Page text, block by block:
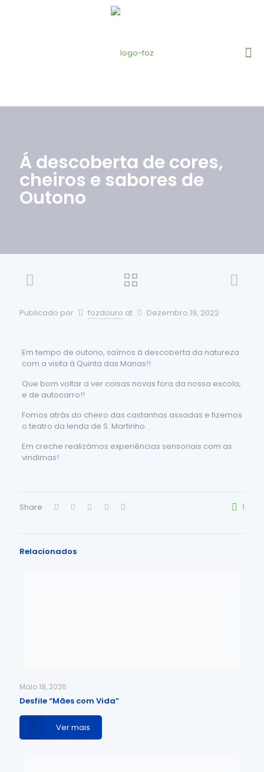
Á descoberta de cores,
cheiros e sabores de
Outono
Publicado por fozdouro at Dezembro 19, 2022
Em tempo de outono, saímos à descoberta da natureza
com a visita à Quinta das Manas!!
Que bom voltar a ver coisas novas fora da nossa escola,
e de autocarro!!
Fomos atrás do cheiro das castanhas assadas e fizemos
o teatro da lenda de S. Martinho.
Em creche realizámos experiências sensoriais com as
vindimas!
Share 1
Relacionados
Maio 18, 2026
Desfile “Mães com Vida”
Ver mais